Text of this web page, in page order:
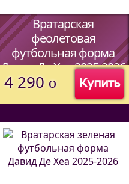
Вратарская
феолетовая
футбольная форма
Давид Де Хеа 2025-2026
(Код:44597338 Купить
4 290 o